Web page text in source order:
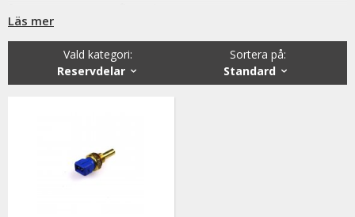
Vi på Mr Tuning har själva ett stort intresse för bilstyling &
biltuning, därför vet vi att de reservdelar vi erbjuder håller
Du har alltid 14 dagars returrätt och om du har några frågor
mail: info@mrtuning.se
Läs mer
Sortera på:
Standard
Vald kategori:
Reservdelar